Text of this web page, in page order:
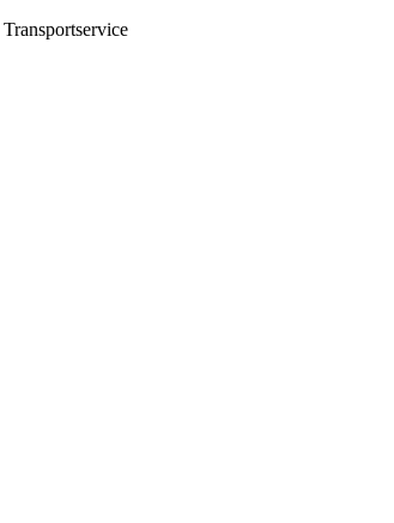
Transportservice